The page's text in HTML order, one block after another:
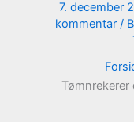
7. december
kommentar /